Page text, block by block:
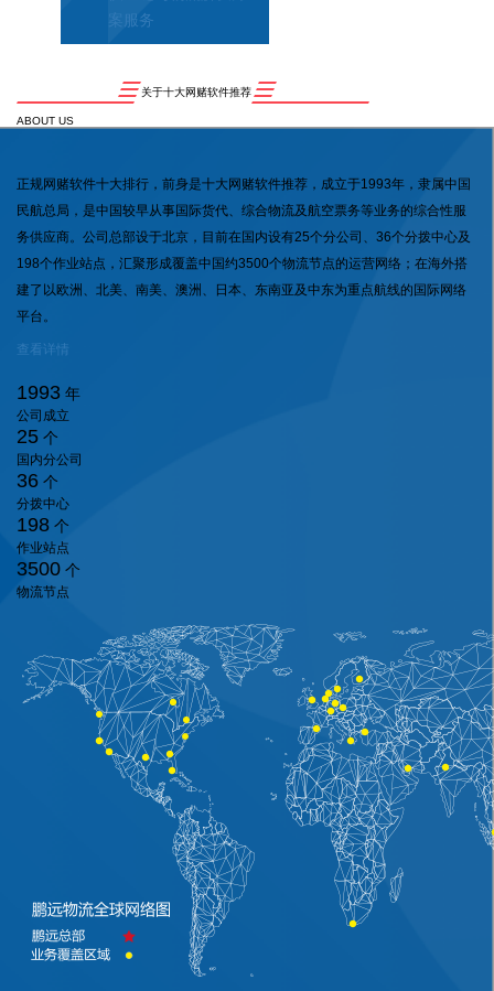
案服务
关于十大网赌软件推荐
ABOUT US
正规网赌软件十大排行，前身是十大网赌软件推荐，成立于1993年，隶属中国
民航总局，是中国较早从事国际货代、综合物流及航空票务等业务的综合性服
务供应商。公司总部设于北京，目前在国内设有25个分公司、36个分拨中心及
198个作业站点，汇聚形成覆盖中国约3500个物流节点的运营网络；在海外搭
建了以欧洲、北美、南美、澳洲、日本、东南亚及中东为重点航线的国际网络
平台。
查看详情
1993 年
公司成立
25 个
国内分公司
36 个
分拨中心
198 个
作业站点
3500 个
物流节点